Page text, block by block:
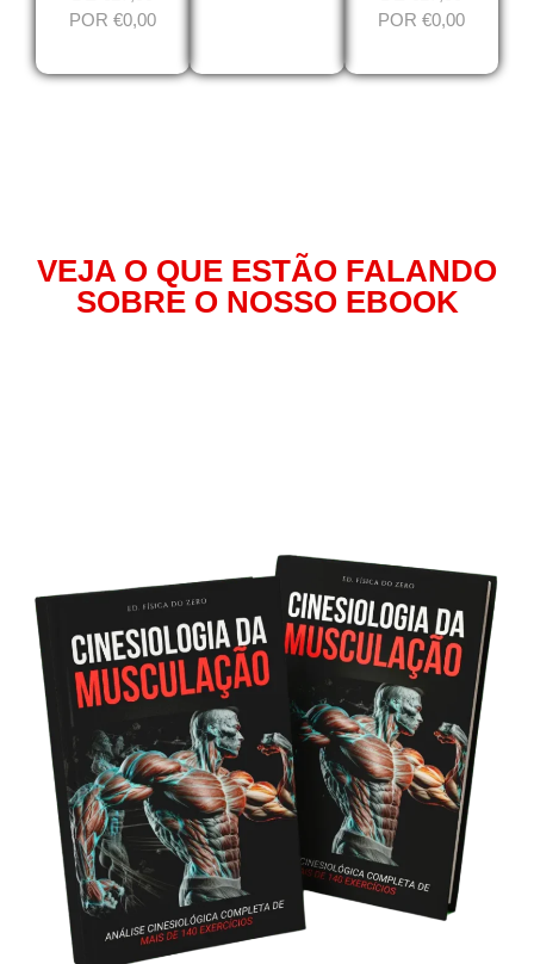
POR €0,00
POR €0,00
VEJA O QUE ESTÃO FALANDO
SOBRE O NOSSO EBOOK